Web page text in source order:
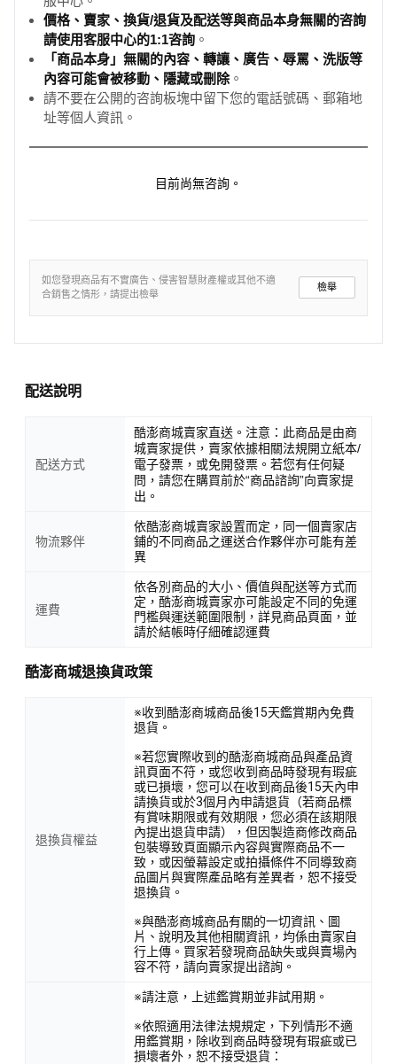
價格、賣家、換貨/退貨及配送等與商品本身無關的咨詢
請使用客服中心的1:1咨詢 。
「商品本身」無關的內容、轉讓、廣告、辱罵、洗版等
內容可能會被移動、隱藏或刪除。
請不要在公開的咨詢板塊中留下您的電話號碼、郵箱地
址等個人資訊。
目前尚無咨詢。
如您發現商品有不實廣告、侵害智慧財產權或其他不適
合銷售之情形，請提出檢舉
檢舉
配送說明
配送方式
酷澎商城賣家直送。注意：此商品是由商
城賣家提供，賣家依據相關法規開立紙本/
電子發票，或免開發票。若您有任何疑
問，請您在購買前於“商品諮詢”向賣家提
出。
物流夥伴
依酷澎商城賣家設置而定，同一個賣家店
鋪的不同商品之運送合作夥伴亦可能有差
異
運費
依各別商品的大小、價值與配送等方式而
定，酷澎商城賣家亦可能設定不同的免運
門檻與運送範圍限制，詳見商品頁面，並
請於結帳時仔細確認運費
酷澎商城退換貨政策
退換貨權益
※收到酷澎商城商品後15天鑑賞期內免費
退貨。
※若您實際收到的酷澎商城商品與產品資
訊頁面不符，或您收到商品時發現有瑕疵
或已損壞，您可以在收到商品後15天內申
請換貨或於3個月內申請退貨（若商品標
有賞味期限或有效期限，您必須在該期限
內提出退貨申請），但因製造商修改商品
包裝導致頁面顯示內容與實際商品不一
致，或因螢幕設定或拍攝條件不同導致商
品圖片與實際產品略有差異者，恕不接受
退換貨。
※與酷澎商城商品有關的一切資訊、圖
片、說明及其他相關資訊，均係由賣家自
行上傳。買家若發現商品缺失或與賣場內
容不符，請向賣家提出諮詢。
※請注意，上述鑑賞期並非試用期。
※依照適用法律法規規定，下列情形不適
用鑑賞期，除收到商品時發現有瑕疵或已
損壞者外，恕不接受退貨：